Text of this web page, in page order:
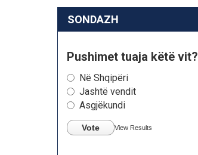
SONDAZH
Pushimet tuaja këtë vit?
Në Shqipëri
Jashtë vendit
Asgjëkundi
Vote View Results